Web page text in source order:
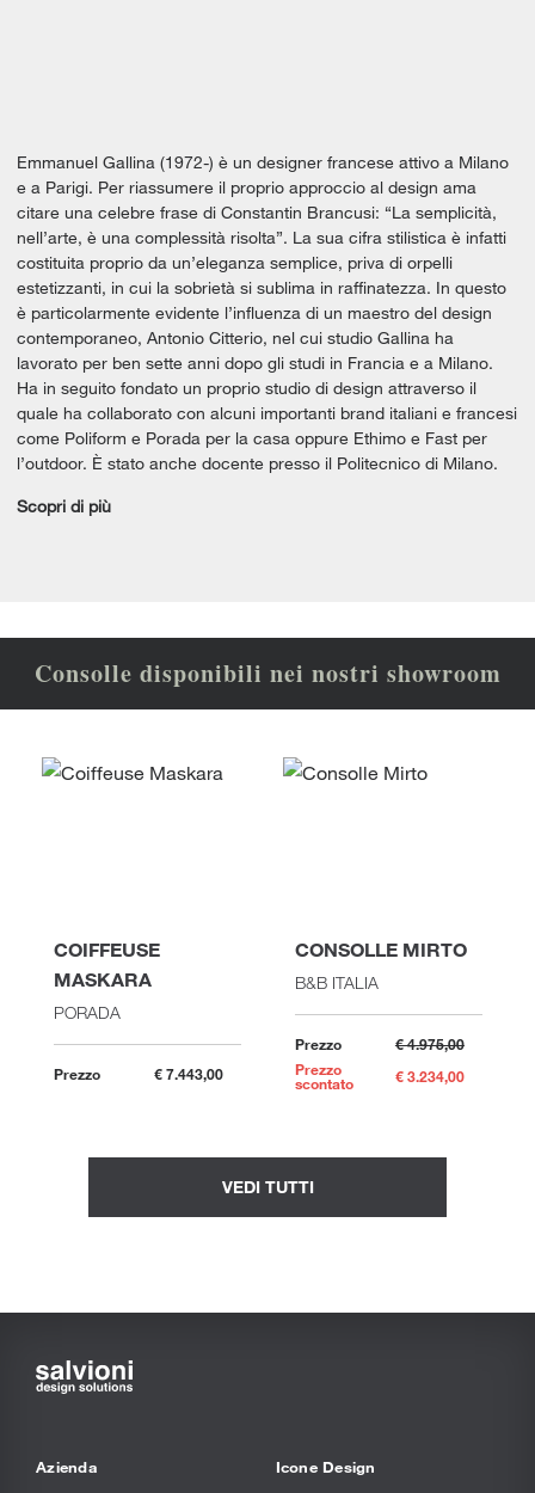
Emmanuel Gallina (1972-) è un designer francese attivo a Milano
e a Parigi. Per riassumere il proprio approccio al design ama
citare una celebre frase di Constantin Brancusi: “La semplicità,
nell’arte, è una complessità risolta”. La sua cifra stilistica è infatti
costituita proprio da un’eleganza semplice, priva di orpelli
estetizzanti, in cui la sobrietà si sublima in raffinatezza. In questo
è particolarmente evidente l’influenza di un maestro del design
contemporaneo, Antonio Citterio, nel cui studio Gallina ha
lavorato per ben sette anni dopo gli studi in Francia e a Milano.
Ha in seguito fondato un proprio studio di design attraverso il
quale ha collaborato con alcuni importanti brand italiani e francesi
come Poliform e Porada per la casa oppure Ethimo e Fast per
l’outdoor. È stato anche docente presso il Politecnico di Milano.
Scopri di più
Consolle disponibili nei nostri showroom
COIFFEUSE
MASKARA
PORADA
Prezzo € 7.443,00
CONSOLLE MIRTO
B&B ITALIA
Prezzo
€ 4.975,00
Prezzo
scontato € 3.234,00
VEDI TUTTI
Azienda Icone Design